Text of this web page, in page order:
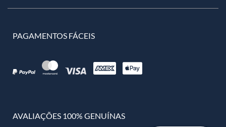
PAGAMENTOS FÁCEIS
AVALIAÇÕES 100% GENUÍNAS